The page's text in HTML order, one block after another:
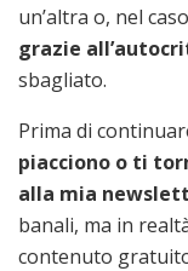
un’altra o, nel
grazie
sbagliato.
Prima di
piacciono o ti
alla mia
banali, ma in
contenuto